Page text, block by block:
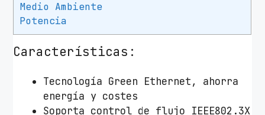
Medio Ambiente
Potencia
Características:
Tecnología Green Ethernet, ahorra
energía y costes
Soporta control de flujo IEEE802.3X